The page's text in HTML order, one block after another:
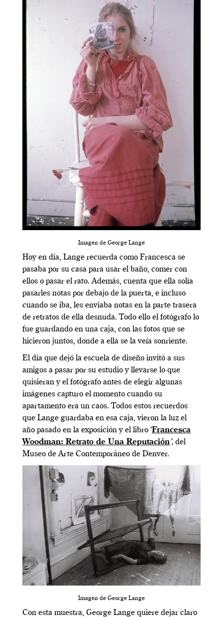
Imagen de George Lange
Hoy en día, Lange recuerda como Francesca se
pasaba por su casa para usar el baño, comer con
ellos o pasar el rato. Además, cuenta que ella solía
pasarles notas por debajo de la puerta, e incluso
cuando se iba, les enviaba notas en la parte trasera
de retratos de ella desnuda. Todo ello el fotógrafo lo
fue guardando en una caja, con las fotos que se
hicieron juntos, donde a ella se la veía sonriente.
El día que dejó la escuela de diseño invitó a sus
amigos a pasar por su estudio y llevarse lo que
quisieran y el fotógrafo antes de elegir algunas
imágenes capturo el momento cuando su
apartamento era un caos. Todos estos recuerdos
que Lange guardaba en esa caja, vieron la luz el
año pasado en la exposición y el libro ‘Francesca
Woodman: Retrato de Una Reputación’, del
Museo de Arte Contemporáneo de Denver.
Imagen de George Lange
Con esta muestra, George Lange quiere dejar claro